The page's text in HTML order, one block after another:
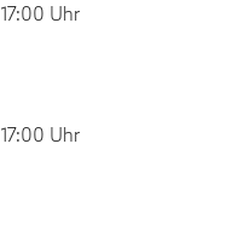
Uhr
Uhr